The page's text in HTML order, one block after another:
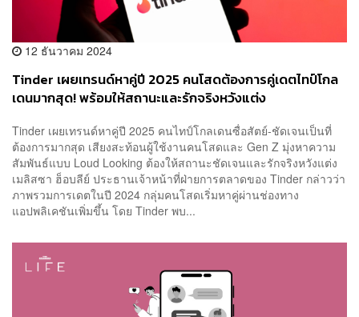
12 ธันวาคม 2024
Tinder เผยเทรนด์หาคู่ปี 2025 คนโสดต้องการคู่เดตไทป์โกล
เดนมากสุด! พร้อมให้สถานะและรักจริงหวังแต่ง
Tinder เผยเทรนด์หาคู่ปี 2025 คนไทป์โกลเดนซื่อสัตย์-ชัดเจนเป็นที่
ต้องการมากสุด เสียงสะท้อนผู้ใช้งานคนโสดและ Gen Z มุ่งหาความ
สัมพันธ์แบบ Loud Looking ต้องให้สถานะชัดเจนและรักจริงหวังแต่ง
เมลิสซา ฮ็อบลีย์ ประธานเจ้าหน้าที่ฝ่ายการตลาดของ Tinder กล่าวว่า
ภาพรวมการเดตในปี 2024 กลุ่มคนโสดเริ่มหาคู่ผ่านช่องทาง
แอปพลิเคชันเพิ่มขึ้น โดย Tinder พบ...